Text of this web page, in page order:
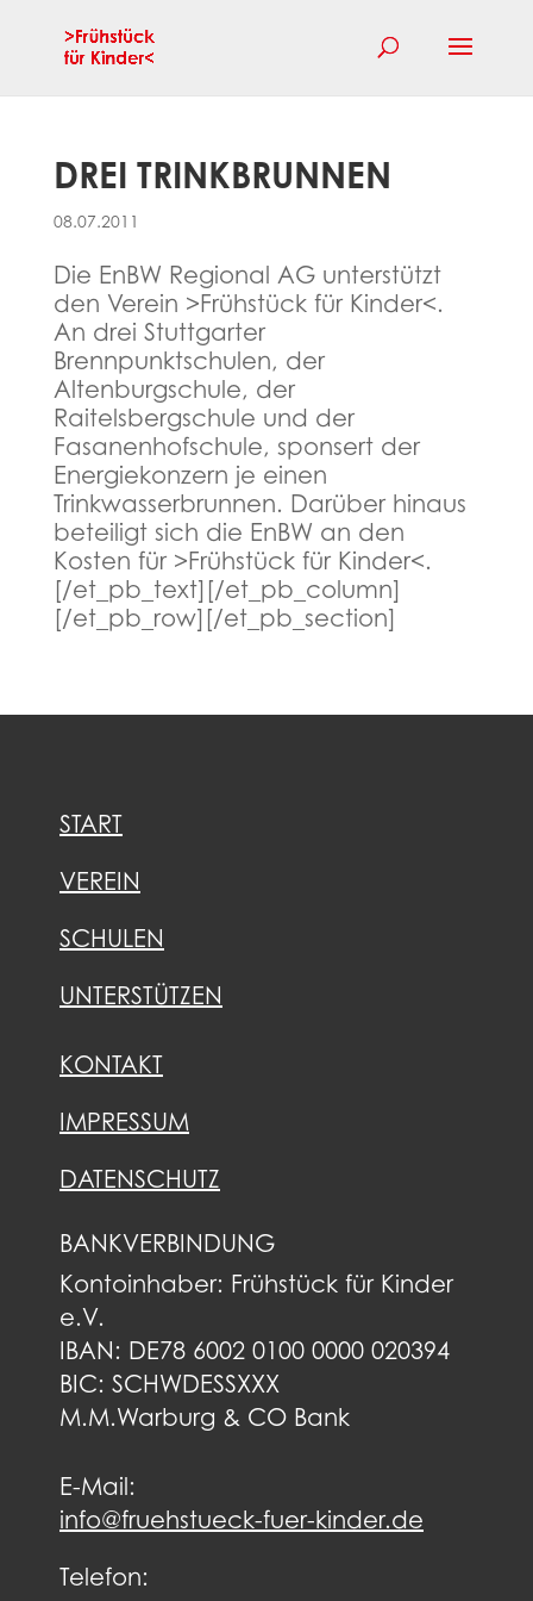
DREI TRINKBRUNNEN
08.07.2011
Die EnBW Regional AG unterstützt
den Verein >Frühstück für Kinder<.
An drei Stuttgarter
Brennpunktschulen, der
Altenburgschule, der
Raitelsbergschule und der
Fasanenhofschule, sponsert der
Energiekonzern je einen
Trinkwasserbrunnen. Darüber hinaus
beteiligt sich die EnBW an den
Kosten für >Frühstück für Kinder<.
[/et_pb_text][/et_pb_column]
[/et_pb_row][/et_pb_section]
START
VEREIN
SCHULEN
UNTERSTÜTZEN
KONTAKT
IMPRESSUM
DATENSCHUTZ
BANKVERBINDUNG
Kontoinhaber: Frühstück für Kinder
e.V.
IBAN: DE78 6002 0100 0000 020394
BIC: SCHWDESSXXX
M.M.Warburg & CO Bank
E-Mail:
info@fruehstueck-fuer-kinder.de
Telefon: